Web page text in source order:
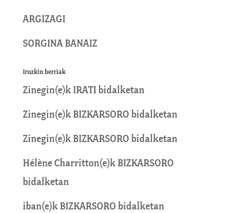
ARGIZAGI
SORGINA BANAIZ
Iruzkin berriak
Zinegin(e)k IRATI bidalketan
Zinegin(e)k BIZKARSORO bidalketan
Zinegin(e)k BIZKARSORO bidalketan
Hélène Charritton(e)k BIZKARSORO
bidalketan
iban(e)k BIZKARSORO bidalketan